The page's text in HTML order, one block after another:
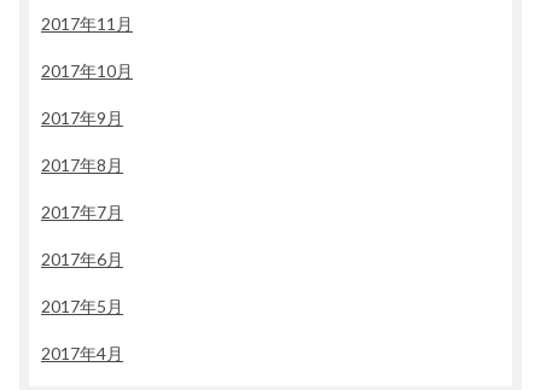
2017年11月
2017年10月
2017年9月
2017年8月
2017年7月
2017年6月
2017年5月
2017年4月